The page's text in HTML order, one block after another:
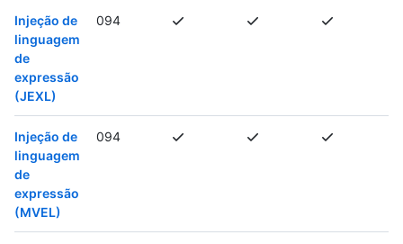
Injeção de
linguagem
de
expressão
(JEXL)
094
Injeção de
linguagem
de
expressão
(MVEL)
094